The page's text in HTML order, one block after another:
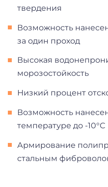
твердения
Возможность
за один проход
Высокая
морозостойкость
Низкий процент
Возможность
температуре до -10°С
Армирование
стальным